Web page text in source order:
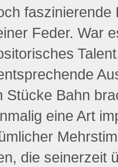
faszinierende
Feder. War
Stücke Bahn
eine Art
die seinerzeit